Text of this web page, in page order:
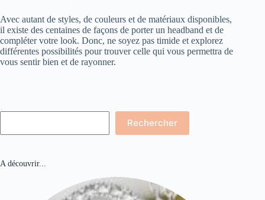
Avec autant de styles, de couleurs et de matériaux disponibles,
il existe des centaines de façons de porter un headband et de
compléter votre look. Donc, ne soyez pas timide et explorez
différentes possibilités pour trouver celle qui vous permettra de
vous sentir bien et de rayonner.
Rechercher
A découvrir...